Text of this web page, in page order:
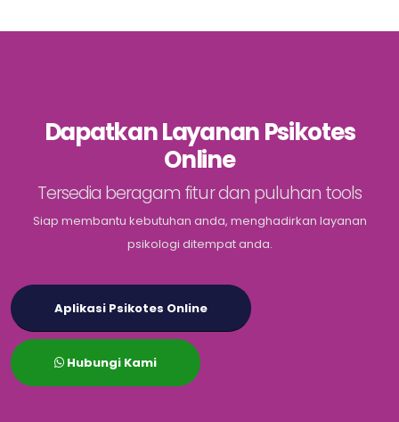
Dapatkan Layanan Psikotes
Online
Tersedia beragam fitur dan puluhan tools
Siap membantu kebutuhan anda, menghadirkan layanan
psikologi ditempat anda.
Aplikasi Psikotes Online
Hubungi Kami